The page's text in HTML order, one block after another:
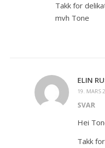
Takk for
mvh Tone
ELIN
19. MARS
SVAR
Hei
Takk